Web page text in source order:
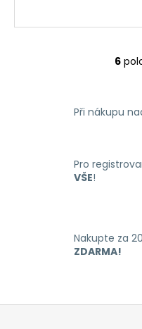
6
Při nákupu
Pro
VŠE!
Nakupte za
ZDARMA!
Z